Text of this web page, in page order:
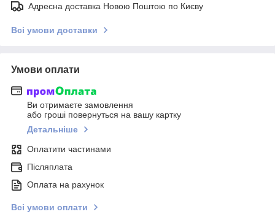
Адресна доставка Новою Поштою по Києву
Всі умови доставки
Умови оплати
Ви отримаєте замовлення
або гроші повернуться на вашу картку
Детальніше
Оплатити частинами
Післяплата
Оплата на рахунок
Всі умови оплати